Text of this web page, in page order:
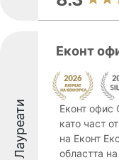
Лауреати
Еконт
Еконт офис
като част
на Еконт
областта